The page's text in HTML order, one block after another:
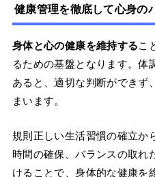
健康管理を徹底して心身の
身体と心の健康を維持するこ
るための基盤となります。体
あると、適切な判断ができず
まいます。
規則正しい生活習慣の確立か
時間の確保、バランスの取れ
けることで、身体的な健康を